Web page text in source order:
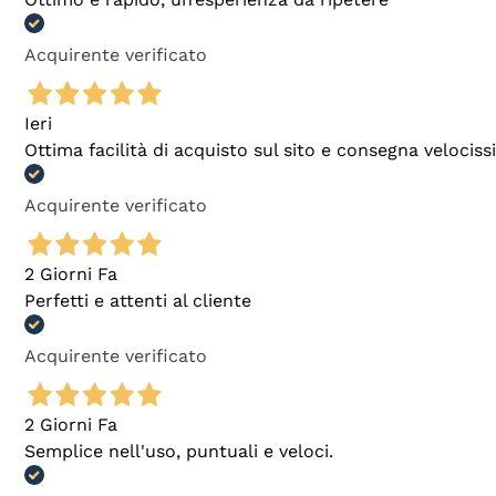
Acquirente verificato
Ieri
Ottima facilità di acquisto sul sito e consegna
Acquirente verificato
2 Giorni Fa
Perfetti e attenti al cliente
Acquirente verificato
2 Giorni Fa
Semplice nell'uso, puntuali e veloci.